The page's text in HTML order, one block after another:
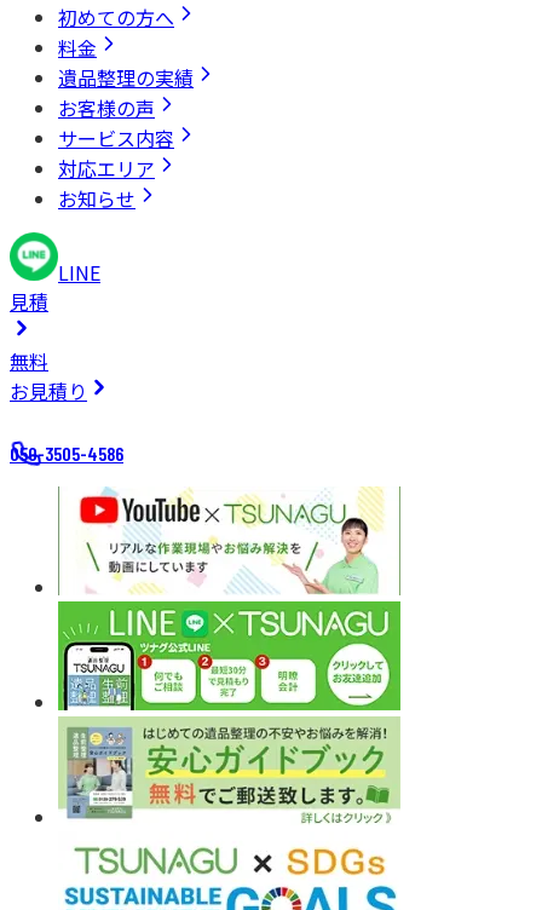
初めての方へ
料金
遺品整理の実績
お客様の声
サービス内容
対応エリア
お知らせ
LINE
見積
無料
お見積り
050-3505-4586